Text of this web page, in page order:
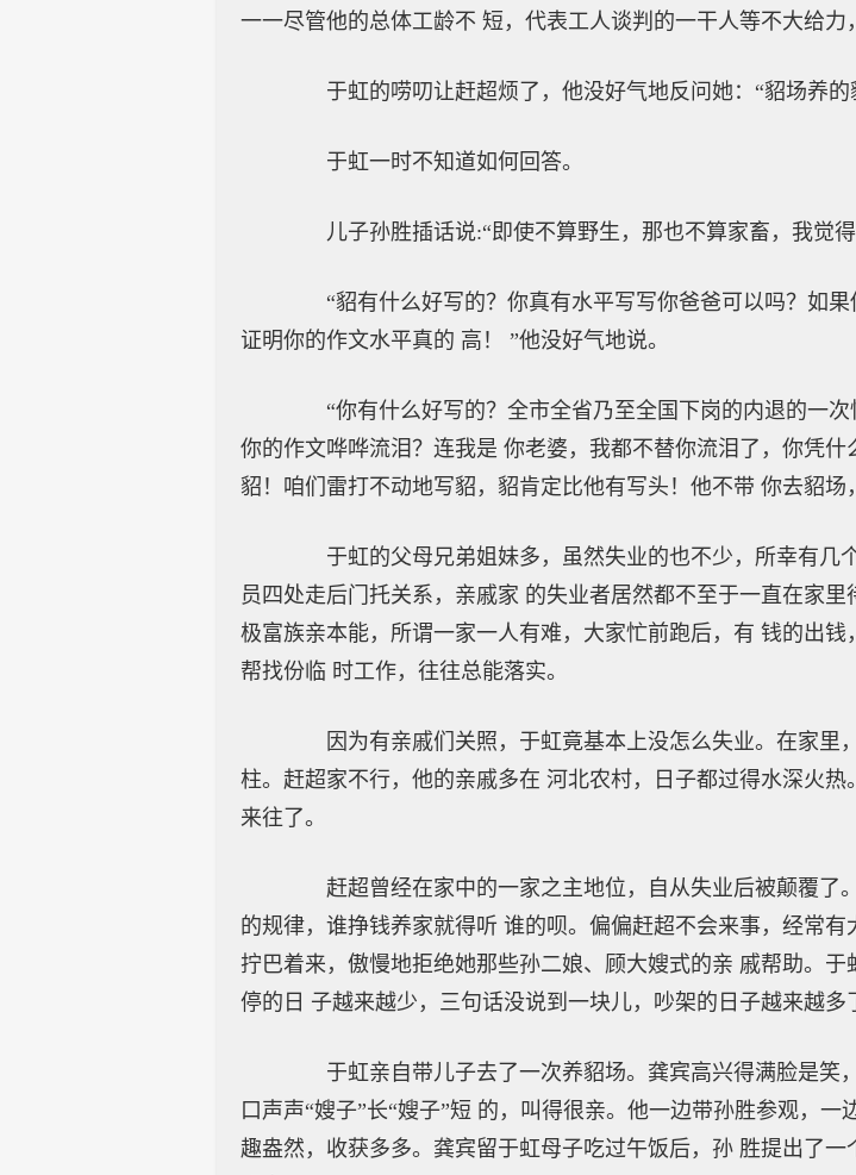
一一尽管他的总体工龄不 短，代表工人谈判的一干人等不大给力
于虹的唠叨让赶超烦了，他没好气地反问她：“貂场养的
于虹一时不知道如何回答。
儿子孙胜插话说:“即使不算野生，那也不算家畜，我觉得
“貂有什么好写的？你真有水平写写你爸爸可以吗？如果
证明你的作文水平真的 高！ ”他没好气地说。
“你有什么好写的？全市全省乃至全国下岗的内退的一次
你的作文哗哗流泪？连我是 你老婆，我都不替你流泪了，你凭
貂！咱们雷打不动地写貂，貂肯定比他有写头！他不带 你去貂场
于虹的父母兄弟姐妹多，虽然失业的也不少，所幸有几
员四处走后门托关系，亲戚家 的失业者居然都不至于一直在家
极富族亲本能，所谓一家一人有难，大家忙前跑后，有 钱的出钱
帮找份临 时工作，往往总能落实。
因为有亲戚们关照，于虹竟基本上没怎么失业。在家里
柱。赶超家不行，他的亲戚多在 河北农村，日子都过得水深火
来往了。
赶超曾经在家中的一家之主地位，自从失业后被颠覆了
的规律，谁挣钱养家就得听 谁的呗。偏偏赶超不会来事，经常
拧巴着来，傲慢地拒绝她那些孙二娘、顾大嫂式的亲 戚帮助。
停的日 子越来越少，三句话没说到一块儿，吵架的日子越来越多
于虹亲自带儿子去了一次养貂场。龚宾高兴得满脸是笑
口声声“嫂子”长“嫂子”短 的，叫得很亲。他一边带孙胜参观，
趣盎然，收获多多。龚宾留于虹母子吃过午饭后，孙 胜提出了